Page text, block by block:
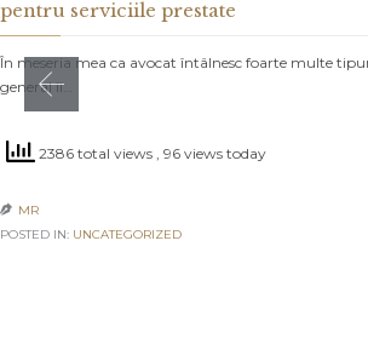
pentru serviciile prestate
În meseria mea ca avocat întâlnesc foarte multe
general îi…
2386 total views , 96 views today
 MR
POSTED IN: UNCATEGORIZED